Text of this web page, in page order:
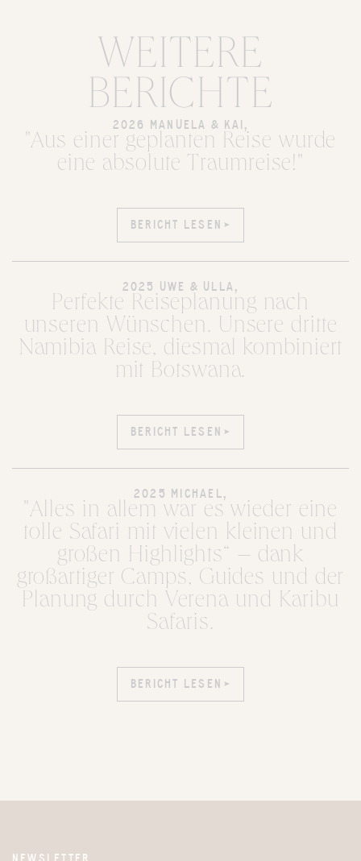
WEITERE
BERICHTE
2026 MANUELA & KAI,
"Aus einer geplanten Reise wurde
eine absolute Traumreise!"
BERICHT LESEN
BERICHT LESEN
2025 UWE & ULLA,
Perfekte Reiseplanung nach
unseren Wünschen. Unsere dritte
Namibia Reise, diesmal kombiniert
mit Botswana.
BERICHT LESEN
BERICHT LESEN
2025 MICHAEL,
"Alles in allem war es wieder eine
tolle Safari mit vielen kleinen und
großen Highlights“ – dank
großartiger Camps, Guides und der
Planung durch Verena und Karibu
Safaris.
BERICHT LESEN
BERICHT LESEN